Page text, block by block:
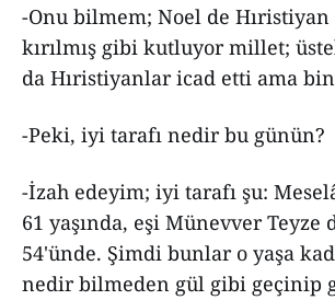
-Onu bilmem; Noel de
kırılmış gibi kutluyor millet;
da Hıristiyanlar icad etti ama
-Peki, iyi tarafı nedir bu günün?
-İzah edeyim; iyi tarafı şu:
61 yaşında, eşi Münevver Teyze
54'ünde. Şimdi bunlar o yaşa
nedir bilmeden gül gibi geçinip